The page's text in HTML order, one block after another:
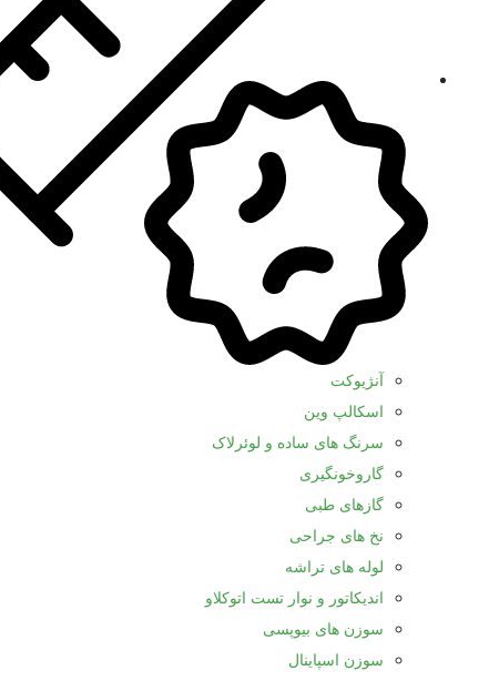
آنژیوکت
اسکالپ وین
سرنگ های ساده و لوئرلاک
گاروخونگیری
گازهای طبی
نخ های جراحی
لوله های تراشه
اندیکاتور و نوار تست اتوکلاو
سوزن های بیوپسی
سوزن اسپاینال